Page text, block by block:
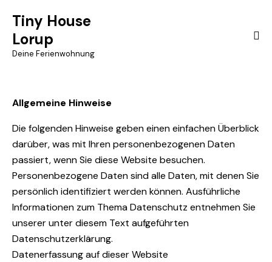
Tiny House
Lorup
Deine Ferienwohnung
Allgemeine Hinweise
Die folgenden Hinweise geben einen einfachen Überblick
darüber, was mit Ihren personenbezogenen Daten
passiert, wenn Sie diese Website besuchen.
Personenbezogene Daten sind alle Daten, mit denen Sie
persönlich identifiziert werden können. Ausführliche
Informationen zum Thema Datenschutz entnehmen Sie
unserer unter diesem Text aufgeführten
Datenschutzerklärung.
Datenerfassung auf dieser Website